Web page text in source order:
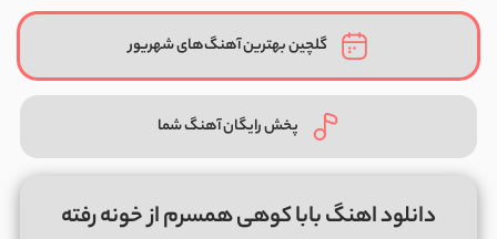
گلچین بهترین آهنگ‌های شهریور
پخش رایگان آهنگ شما
دانلود اهنگ بابا کوهی همسرم از خونه رفته